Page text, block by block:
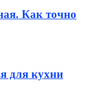
Как точно
для кухни